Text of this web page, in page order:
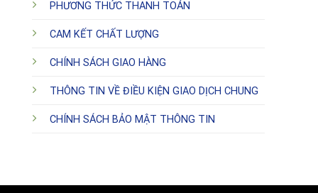
PHƯƠNG THỨC THANH TOÁN
CAM KẾT CHẤT LƯỢNG
CHÍNH SÁCH GIAO HÀNG
THÔNG TIN VỀ ĐIỀU KIỆN GIAO DỊCH CHUNG
CHÍNH SÁCH BẢO MẬT THÔNG TIN